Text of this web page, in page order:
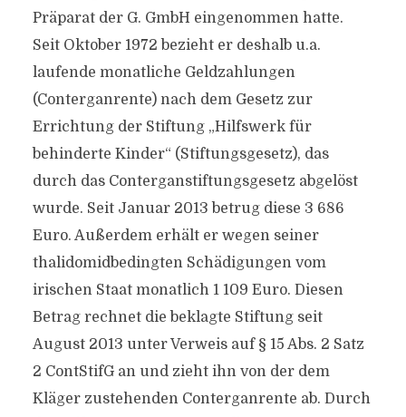
Präparat der G. GmbH eingenommen hatte.
Seit Oktober 1972 bezieht er deshalb u.a.
laufende monatliche Geldzahlungen
(Conterganrente) nach dem Gesetz zur
Errichtung der Stiftung „Hilfswerk für
behinderte Kinder“ (Stiftungsgesetz), das
durch das Conterganstiftungsgesetz abgelöst
wurde. Seit Januar 2013 betrug diese 3 686
Euro. Außerdem erhält er wegen seiner
thalidomidbedingten Schädigungen vom
irischen Staat monatlich 1 109 Euro. Diesen
Betrag rechnet die beklagte Stiftung seit
August 2013 unter Verweis auf § 15 Abs. 2 Satz
2 ContStifG an und zieht ihn von der dem
Kläger zustehenden Conterganrente ab. Durch